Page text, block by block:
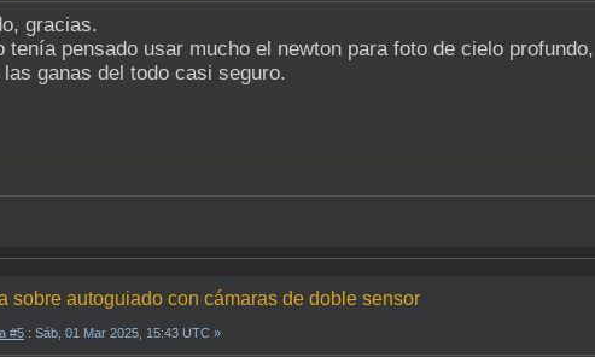
gracias.
tenía pensado usar mucho el newton para foto de cielo
ganas del todo casi seguro.
sobre autoguiado con cámaras de doble sensor
#5 : Sáb, 01 Mar 2025, 15:43 UTC »